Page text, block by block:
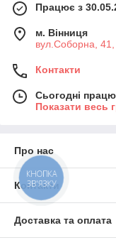
Працює з
м. Вінниця
вул.Соборна, 41,
Контакти
Сьогодні
Показати весь
Про нас
Контакти
Доставка та оплата
КНОПКА
ЗВ'ЯЗКУ